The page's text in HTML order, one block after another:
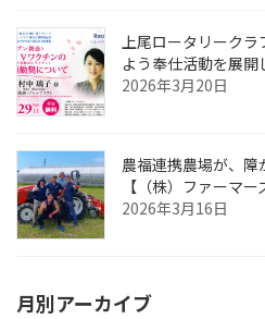
上尾ロータリークラ
よう奉仕活動を展開
2026年3月20日
農福連携農場が、
【（株）ファーマ
2026年3月16日
月別アーカイブ